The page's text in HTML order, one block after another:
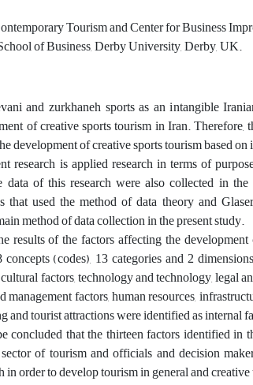
Tourism and Center for Business
of Business, Derby University, Derby, UK.
and zurkhaneh sports as an intangible
of creative sports tourism in Iran.
development of creative sports tourism based
research is applied research in terms of
data of this research were also collected in
that used the method of data theory and
method of data collection in the present study.
results of the factors affecting the
(codes), 13 categories and 2
factors, technology and technology, legal
management factors, human resources,
and tourist attractions were identified as internal
concluded that the thirteen factors identified in
of tourism and officials and decision
in order to develop tourism in general and